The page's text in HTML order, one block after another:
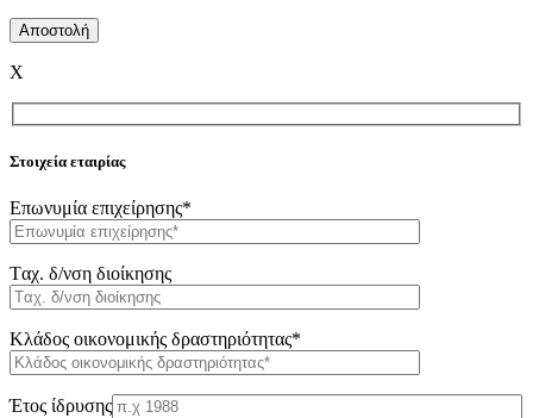
X
Στοιχεία εταιρίας
Επωνυμία επιχείρησης*
Tαχ. δ/νση διοίκησης
Κλάδος οικονομικής δραστηριότητας*
Έτος ίδρυσης